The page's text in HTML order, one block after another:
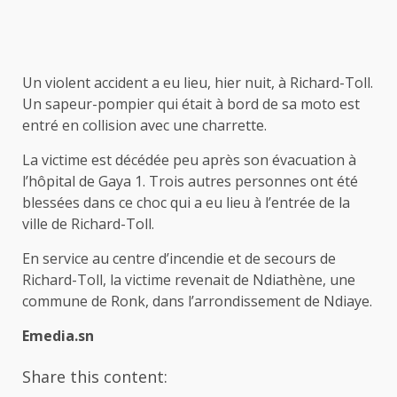
Un violent accident a eu lieu, hier nuit, à Richard-Toll.
Un sapeur-pompier qui était à bord de sa moto est
entré en collision avec une charrette.
La victime est décédée peu après son évacuation à
l’hôpital de Gaya 1. Trois autres personnes ont été
blessées dans ce choc qui a eu lieu à l’entrée de la
ville de Richard-Toll.
En service au centre d’incendie et de secours de
Richard-Toll, la victime revenait de Ndiathène, une
commune de Ronk, dans l’arrondissement de Ndiaye.
Emedia.sn
Share this content: